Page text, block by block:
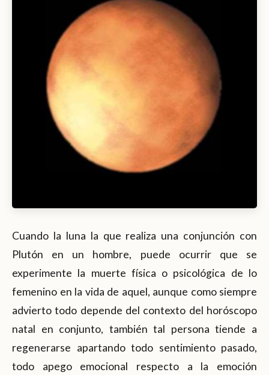
Cuando la luna la que realiza una conjunción con
Plutón en un hombre, puede ocurrir que se
experimente la muerte física o psicológica de lo
femenino en la vida de aquel, aunque como siempre
advierto todo depende del contexto del horóscopo
natal en conjunto, también tal persona tiende a
regenerarse apartando todo sentimiento pasado,
todo apego emocional respecto a la emoción